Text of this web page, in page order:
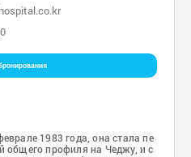
1983 года, она стала пе
общего профиля на Чеджу, и с